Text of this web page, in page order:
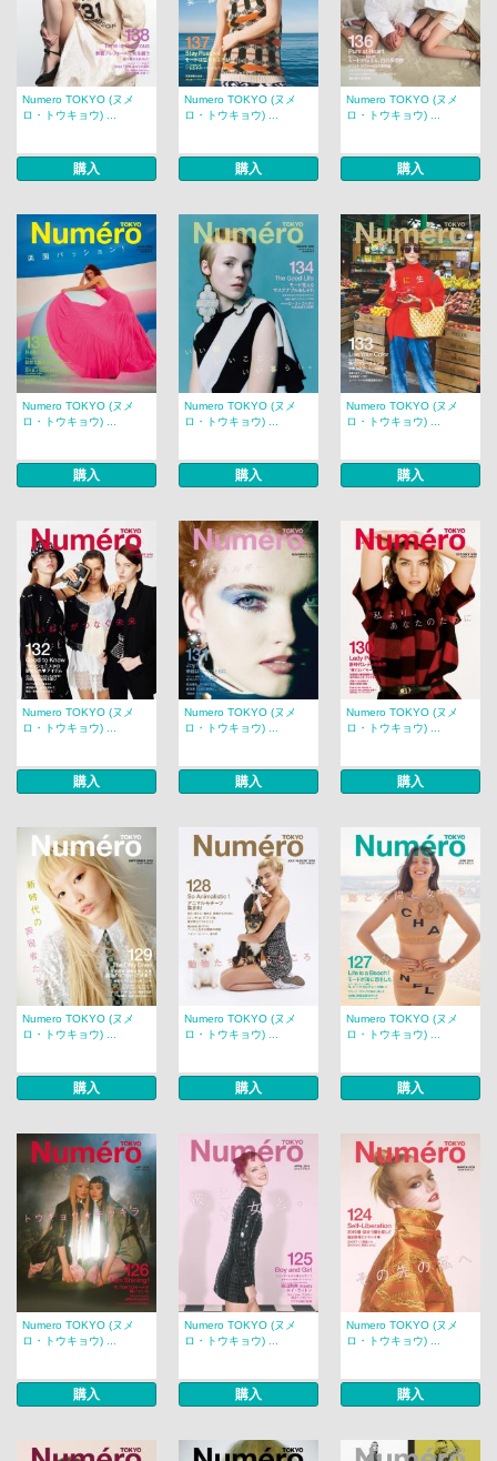
Numero TOKYO (ヌメ
ロ・トウキョウ) ...
購入
Numero TOKYO (ヌメ
ロ・トウキョウ) ...
購入
Numero TOKYO (ヌメ
ロ・トウキョウ) ...
購入
Numero TOKYO (ヌメ
ロ・トウキョウ) ...
購入
Numero TOKYO (ヌメ
ロ・トウキョウ) ...
購入
Numero TOKYO (ヌメ
ロ・トウキョウ) ...
購入
Numero TOKYO (ヌメ
ロ・トウキョウ) ...
購入
Numero TOKYO (ヌメ
ロ・トウキョウ) ...
購入
Numero TOKYO (ヌメ
ロ・トウキョウ) ...
購入
Numero TOKYO (ヌメ
ロ・トウキョウ) ...
購入
Numero TOKYO (ヌメ
ロ・トウキョウ) ...
購入
Numero TOKYO (ヌメ
ロ・トウキョウ) ...
購入
Numero TOKYO (ヌメ
ロ・トウキョウ) ...
購入
Numero TOKYO (ヌメ
ロ・トウキョウ) ...
購入
Numero TOKYO (ヌメ
ロ・トウキョウ) ...
購入